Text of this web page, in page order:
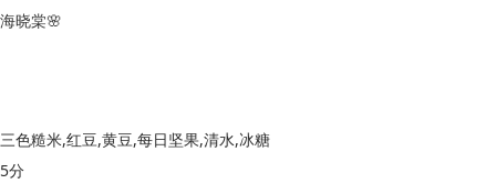
海晓棠🌸
三色糙米,红豆,黄豆,每日坚果,清水,冰糖
5分